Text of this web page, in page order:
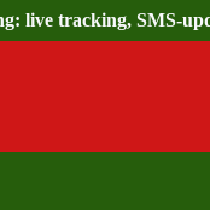
live tracking, SMS-